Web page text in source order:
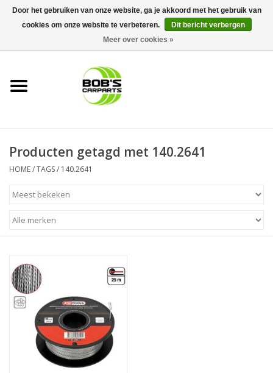
0 Artikelen - €0,00
KS TOOLS
Next Gereedschapswagens
Opbergsystemen
Automaterialen
Starten & laden
Diagnose & meten
Handgereedschap
Producten getagd met 140.2641
HOME/TAGS/ 140.2641
Door het gebruiken van onze website, ga je akkoord met het gebruik van
cookies om onze website te verbeteren.
Dit bericht verbergen
Meer over cookies »